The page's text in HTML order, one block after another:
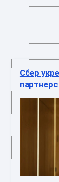
Сбер